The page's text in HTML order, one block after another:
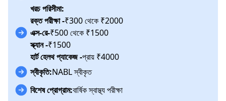
খরচ পরিসীমা:
রক্ত পরীক্ষা -₹300 থেকে ₹2000
এক্স-রে-₹500 থেকে ₹1500
স্ক্যান -₹1500
হার্ট হেলথ প্যাকেজ -প্রায় ₹4000
স্বীকৃতি:NABL স্বীকৃত
বিশেষ প্রোগ্রাম:বার্ষিক স্বাস্থ্য পরীক্ষা